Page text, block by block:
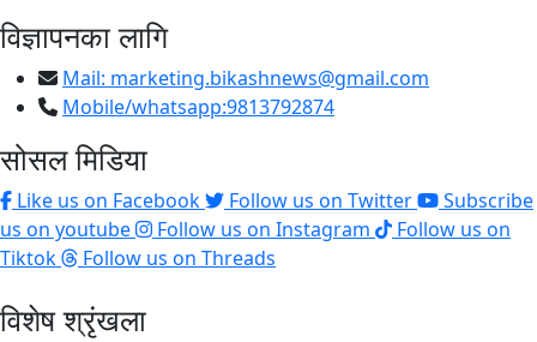
विज्ञापनका लागि
Mail: marketing.bikashnews@gmail.com
Mobile/whatsapp:9813792874
सोसल मिडिया
Like us on Facebook Follow us on Twitter
Subscribe
us on youtube
Follow us on Instagram
Follow us on
Tiktok
Follow us on Threads
विशेष श्रृंखला